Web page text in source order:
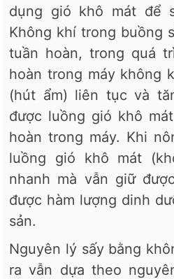
dụng gió khô mát để
Không khí trong buồng
tuần hoàn, trong quá
hoàn trong máy không
(hút ẩm) liên tục và
được luồng gió khô
hoàn trong máy. Khi
luồng gió khô mát
nhanh mà vẫn giữ
được hàm lượng dinh
sản.
Nguyên lý sấy bằng
ra vẫn dựa theo